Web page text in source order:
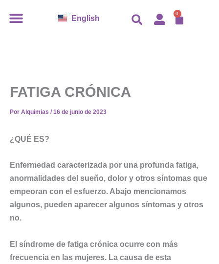
English 0
FATIGA CRÓNICA
Por Alquimias / 16 de junio de 2023
¿QUÉ ES?
Enfermedad caracterizada por una profunda fatiga,
anormalidades del sueño, dolor y otros síntomas que
empeoran con el esfuerzo. Abajo mencionamos
algunos, pueden aparecer algunos síntomas y otros
no.
El síndrome de fatiga crónica ocurre con más
frecuencia en las mujeres. La causa de esta